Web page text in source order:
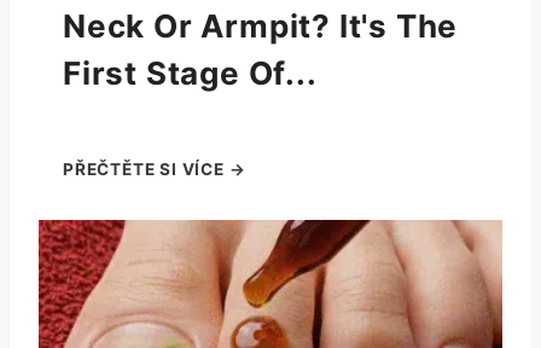
Neck Or Armpit? It's The
First Stage Of...